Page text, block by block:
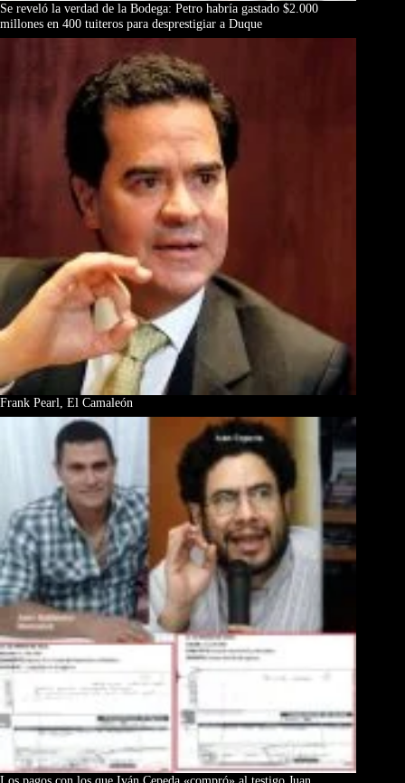
Se reveló la verdad de la Bodega: Petro habría gastado $2.000
millones en 400 tuiteros para desprestigiar a Duque
Frank Pearl, El Camaleón